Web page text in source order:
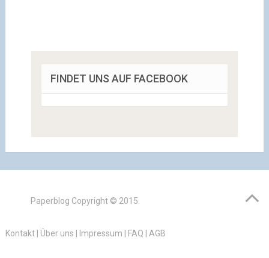
FINDET UNS AUF FACEBOOK
Paperblog Copyright © 2015.
Kontakt| Über uns Impressum FAQ AGB